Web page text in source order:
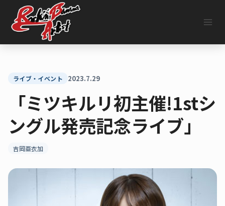
キ
ライブ・イベント 2023.7.29
「ミツキルリ初主催!1stシ
ングル発売記念ライブ」
吉岡亜衣加